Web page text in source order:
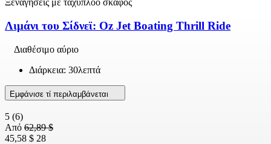
Ξεναγήσεις με ταχύπλοο σκάφος
Λιμάνι του Σίδνεϊ: Oz Jet Boating Thrill Ride
Διαθέσιμο αύριο
Διάρκεια: 30λεπτά
Εμφάνισε τί περιλαμβάνεται
5 (6)
Από 62,89 $
45,58 $ 28